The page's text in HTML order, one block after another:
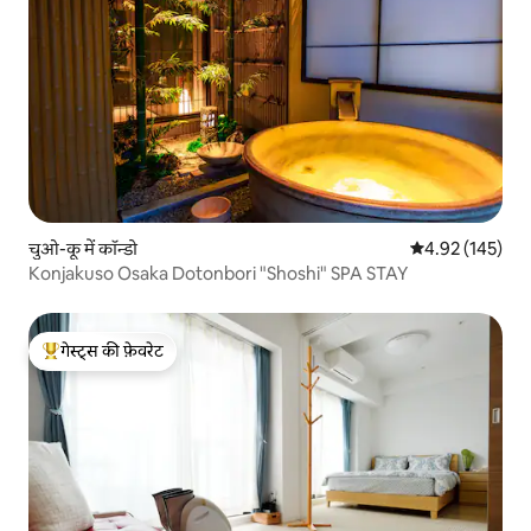
चुओ-कू में कॉन्डो औसत रेटिंग 5 में से
4.92 (145)
Konjakuso Osaka Dotonbori "Shoshi" SPA STAY
गेस्ट्स का टॉप फ़ेवरेट
गेस्ट्स की फ़ेवरेट